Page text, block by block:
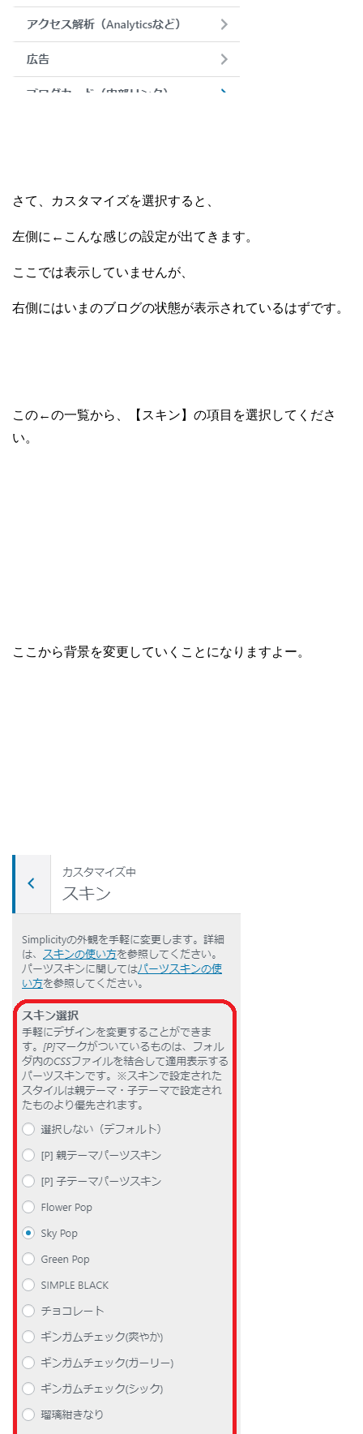
さて、カスタマイズを選択すると、
左側に←こんな感じの設定が出てきます。
ここでは表示していませんが、
右側にはいまのブログの状態が表示されているはずです。
この←の一覧から、【スキン】の項目を選択してくださ
い。
ここから背景を変更していくことになりますよー。